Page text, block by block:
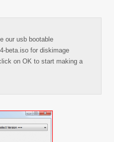
our usb bootable
beta.iso for diskimage
on OK to start making a